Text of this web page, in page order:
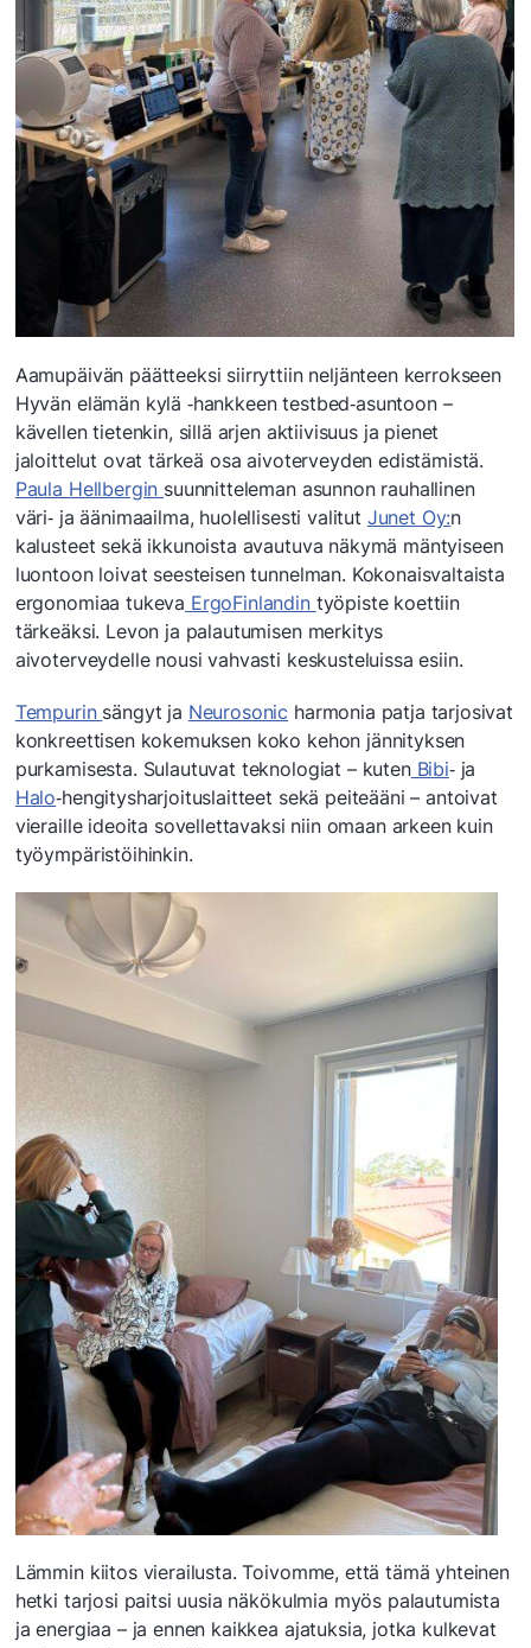
Aamupäivän päätteeksi siirryttiin neljänteen kerrokseen
Hyvän elämän kylä ‑hankkeen testbed‑asuntoon –
kävellen tietenkin, sillä arjen aktiivisuus ja pienet
jaloittelut ovat tärkeä osa aivoterveyden edistämistä.
Paula Hellbergin suunnitteleman asunnon rauhallinen
väri‑ ja äänimaailma, huolellisesti valitut Junet Oy:n
kalusteet sekä ikkunoista avautuva näkymä mäntyiseen
luontoon loivat seesteisen tunnelman. Kokonaisvaltaista
ergonomiaa tukeva ErgoFinlandin työpiste koettiin
tärkeäksi. Levon ja palautumisen merkitys
aivoterveydelle nousi vahvasti keskusteluissa esiin.
Tempurin sängyt ja Neurosonic harmonia patja tarjosivat
konkreettisen kokemuksen koko kehon jännityksen
purkamisesta. Sulautuvat teknologiat – kutenBibi‑ ja
Halo‑hengitysharjoituslaitteet sekä peiteääni – antoivat
vieraille ideoita sovellettavaksi niin omaan arkeen kuin
työympäristöihinkin.
Lämmin kiitos vierailusta. Toivomme, että tämä yhteinen
hetki tarjosi paitsi uusia näkökulmia myös palautumista
ja energiaa – ja ennen kaikkea ajatuksia, jotka kulkevat